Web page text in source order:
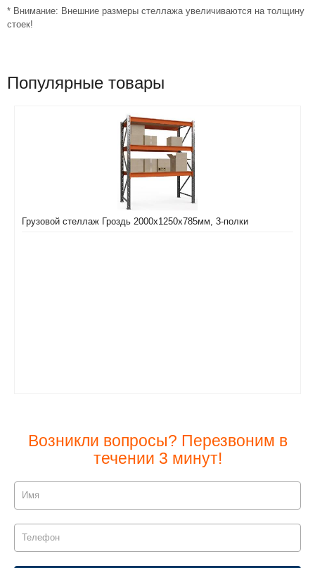
* Внимание: Внешние размеры стеллажа увеличиваются на толщину
стоек!
Популярные товары
Грузовой стеллаж Гроздь 2000х1250х785мм, 3-полки
Возникли вопросы? Перезвоним в
течении 3 минут!